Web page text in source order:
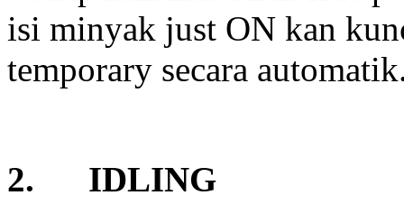
isi minyak just ON kan
temporary secara
2. IDLING